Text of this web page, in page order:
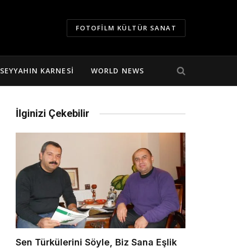
FOTOFILM KÜLTÜR SANAT
SEYYAHIN KARNESI WORLD NEWS
İlginizi Çekebilir
Sen Türkülerini Söyle, Biz Sana Eşlik